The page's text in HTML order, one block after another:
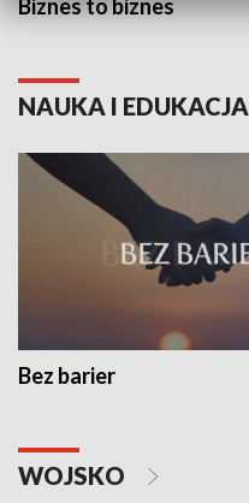
Biznes to biznes
NAUKA I EDUKACJA
Bez barier
WOJSKO